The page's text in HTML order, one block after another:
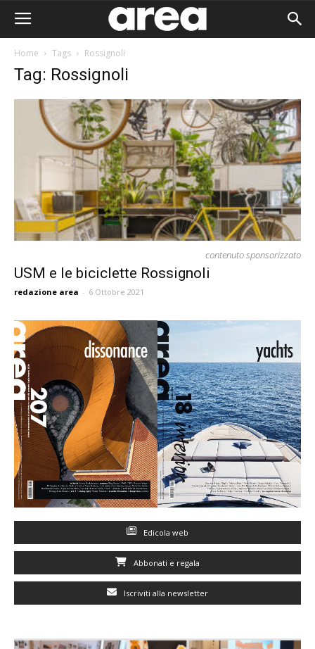
Home Tags Rossignoli
Tag: Rossignoli
contenuto sponsorizzato
USM e le biciclette Rossignoli
redazione area - 6 Ottobre 2021
Edicola web
Abbonati e regala
Iscriviti alla newsletter